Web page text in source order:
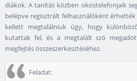
diákok. A tanítás közben okostelefonjaik
belépve regisztrált felhasználóként
kellett megtalálniuk úgy, hogy
kutattak fel, és a megtalált szó
megfejtés összeszerkesztéséhez.
Feladat: